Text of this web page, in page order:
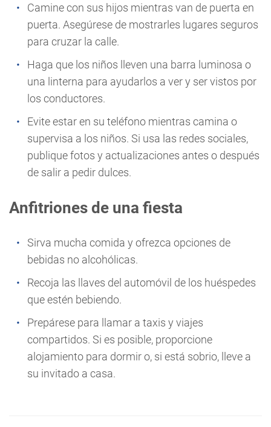
Camine con sus hijos mientras van de puerta en
puerta. Asegúrese de mostrarles lugares seguros
para cruzar la calle.
Haga que los niños lleven una barra luminosa o
una linterna para ayudarlos a ver y ser vistos por
los conductores.
Evite estar en su teléfono mientras camina o
supervisa a los niños. Si usa las redes sociales,
publique fotos y actualizaciones antes o después
de salir a pedir dulces.
Anfitriones de una fiesta
Sirva mucha comida y ofrezca opciones de
bebidas no alcohólicas.
Recoja las llaves del automóvil de los huéspedes
que estén bebiendo.
Prepárese para llamar a taxis y viajes
compartidos. Si es posible, proporcione
alojamiento para dormir o, si está sobrio, lleve a
su invitado a casa.